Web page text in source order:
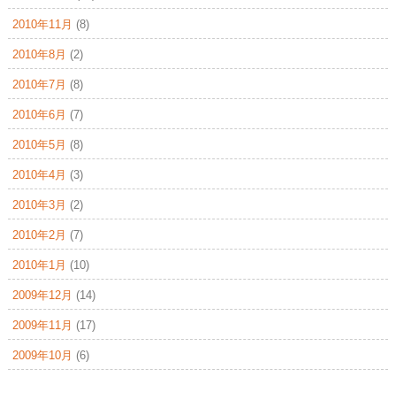
2010年11月 (8)
2010年8月 (2)
2010年7月 (8)
2010年6月 (7)
2010年5月 (8)
2010年4月 (3)
2010年3月 (2)
2010年2月 (7)
2010年1月 (10)
2009年12月 (14)
2009年11月 (17)
2009年10月 (6)